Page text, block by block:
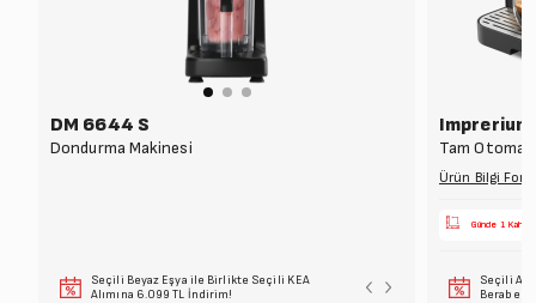
DM 6644 S
Dondurma Makinesi
Seçili Beyaz Eşya ile Birlikte Seçili KEA
Alımına 6.099 TL İndirim!
Imprerium
Tam
Ürün Bilgi
Günde 1 Kahve
Seçili
Beraber